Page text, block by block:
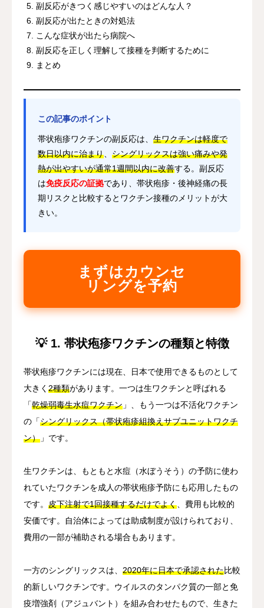
副反応がきつく感じやすいのはどんな人？
副反応が出たときの対処法
こんな症状が出たら病院へ
副反応を正しく理解して接種を判断するために
まとめ
この記事のポイント
帯状疱疹ワクチンの副反応は、 生ワクチンは軽度で
数日以内に治まり
シングリックスは強い痛みや発
熱が出やすいが通常1週間以内に改善する。副反応
は免疫反応の証拠であり、帯状疱疹・後神経痛の長
期リスクと比較するとワクチン接種のメリットが大
きい。
まずはカウンセ
リングを予約
💡 1. 帯状疱疹ワクチンの種類と特徴
帯状疱疹ワクチンには現在、日本で使用できるものとして
大きく 2種類があります。一つは生ワクチンと呼ばれる
「乾燥弱毒生水痘ワクチン 」、もう一つは不活化ワクチン
の「シングリックス（帯状疱疹組換えサブユニットワクチ
ン） 」です。
生ワクチンは、もともと水痘（水ぼうそう）の予防に使わ
れていたワクチンを成人の帯状疱疹予防にも応用したもの
です。 皮下注射で1回接種するだけでよく 、費用も比較的
安価です。自治体によっては助成制度が設けられており、
費用の一部が補助される場合もあります。
一方のシングリックスは、 2020年に日本で承認された比較
的新しいワクチンです。ウイルスのタンパク質の一部と免
疫増強剤（アジュバント）を組み合わせたもので、生きた